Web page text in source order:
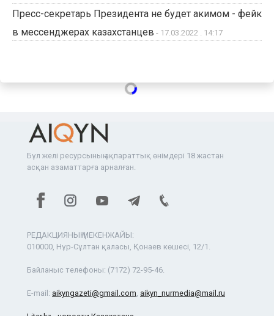
Пресс-секретарь Президента не будет акимом - фейк
в мессенджерах казахстанцев - 17.03.2022 . 14:17
Бұл желі ресурсының ақпараттық өнімдері 18 жастан
асқан азаматтарға арналған.
РЕДАКЦИЯНЫҢ МЕКЕНЖАЙЫ:
010000, Нұр-Сұлтан қаласы, Қонаев көшесі, 12/1.
Байланыс телефоны: (7172) 72-95-46.
E-mail: aikyngazeti@gmail.com, aikyn_nurmedia@mail.ru